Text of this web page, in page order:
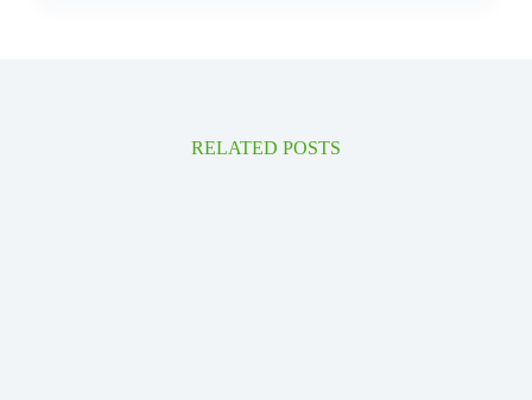
RELATED POSTS